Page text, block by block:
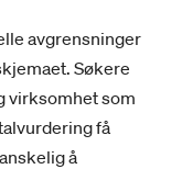
avgrensninger
Søkere
virksomhet som
få
å